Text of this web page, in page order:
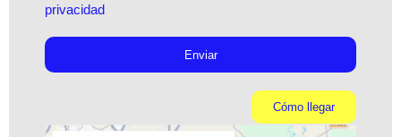
privacidad
Enviar
Cómo llegar